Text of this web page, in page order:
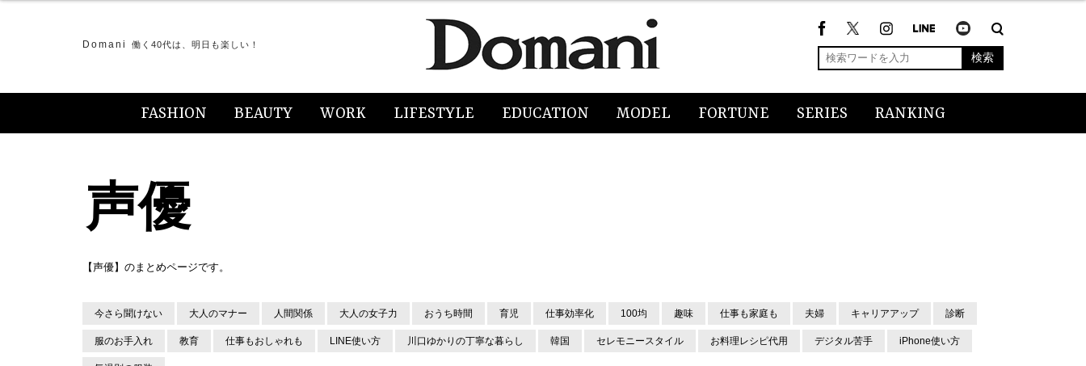
Domani 働く40代は、明日も楽しい！
検索
FASHION BEAUTY WORK LIFESTYLE EDUCATION MODEL FORTUNE SERIES RANKING
声優
【声優】のまとめページです。
今さら聞けない 大人のマナー 人間関係 大人の女子力 おうち時間 育児 仕事効率化 100均 趣味 仕事も家庭も 夫婦 キャリアアップ 診断
服のお手入れ 教育 仕事もおしゃれも LINE使い方 川口ゆかりの丁寧な暮らし 韓国 セレモニースタイル お料理レシピ代用 デジタル苦手 iPhone使い方